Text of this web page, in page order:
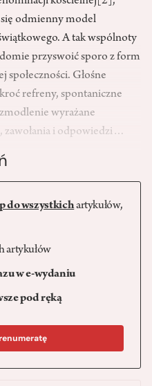
odmienny model
A tak wspólnoty
przyswoić sporo z form
Głośne
refreny, spontaniczne
wyrażane
zawołania i odpowiedzi…
do wszystkichartykułów,
artykułów
w e-wydaniu
pod ręką